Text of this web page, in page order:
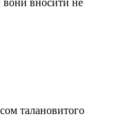
талановитого